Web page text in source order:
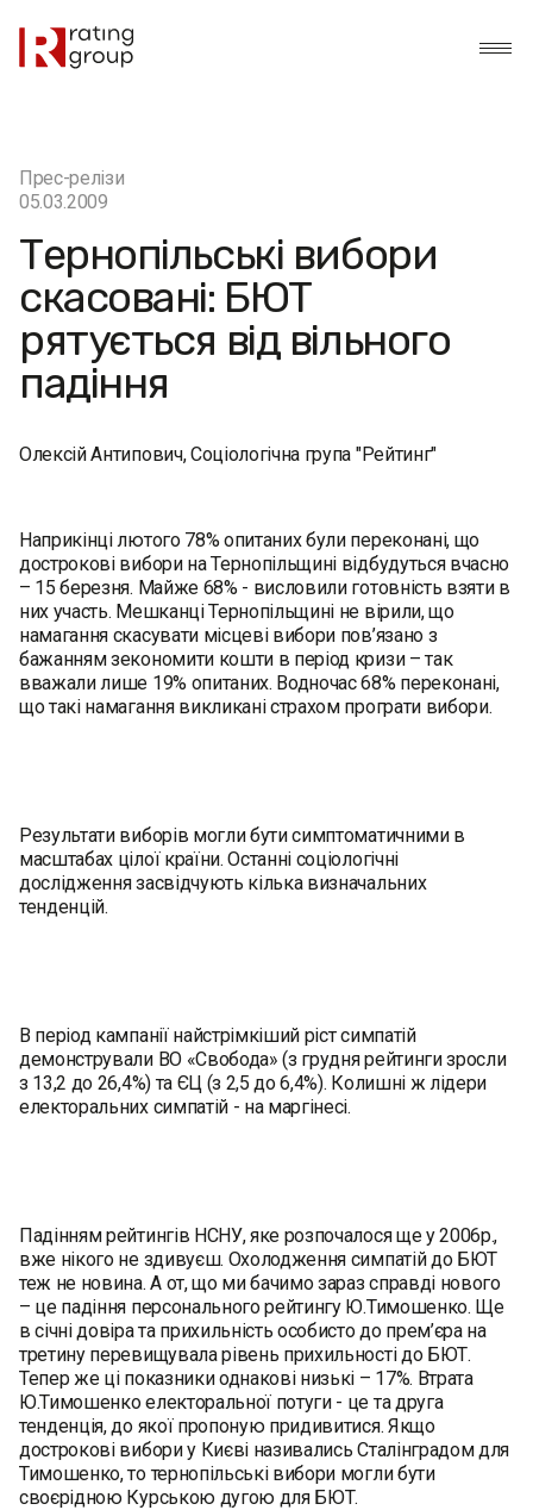
Прес-релізи
05.03.2009
Тернопільські вибори
скасовані: БЮТ
рятується від вільного
падіння
Олексій Антипович, Соціологічна група "Рейтинг"
Наприкінці лютого 78% опитаних були переконані, що
дострокові вибори на Тернопільщині відбудуться вчасно
– 15 березня. Майже 68% - висловили готовність взяти в
них участь. Мешканці Тернопільщині не вірили, що
намагання скасувати місцеві вибори пов’язано з
бажанням зекономити кошти в період кризи – так
вважали лише 19% опитаних. Водночас 68% переконані,
що такі намагання викликані страхом програти вибори.
Результати виборів могли бути симптоматичними в
масштабах цілої країни. Останні соціологічні
дослідження засвідчують кілька визначальних
тенденцій.
В період кампанії найстрімкіший ріст симпатій
демонстрували ВО «Свобода» (з грудня рейтинги зросли
з 13,2 до 26,4%) та ЄЦ (з 2,5 до 6,4%). Колишні ж лідери
електоральних симпатій - на маргінесі.
Падінням рейтингів НСНУ, яке розпочалося ще у 2006р.,
вже нікого не здивуєш. Охолодження симпатій до БЮТ
теж не новина. А от, що ми бачимо зараз справді нового
– це падіння персонального рейтингу Ю.Тимошенко. Ще
в січні довіра та прихильність особисто до прем’єра на
третину перевищувала рівень прихильності до БЮТ.
Тепер же ці показники однакові низькі – 17%. Втрата
Ю.Тимошенко електоральної потуги - це та друга
тенденція, до якої пропоную придивитися. Якщо
дострокові вибори у Києві називались Сталінградом для
Тимошенко, то тернопільські вибори могли бути
своєрідною Курською дугою для БЮТ.